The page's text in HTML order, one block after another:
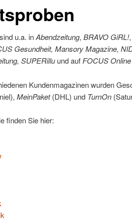
u.a. inAbendzeitung, BRAVO GiRL!,
Gesundheit, Mansory Magazine,
, SUPERillu und auf FOCUS Online
Kundenmagazinen wurden
MeinPaket(DHL) und TurnOn
finden Sie hier: